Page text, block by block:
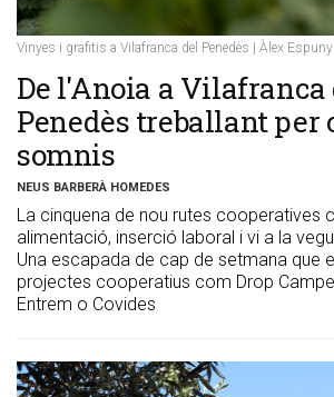
Vinyes i grafitis a Vilafranca del Penedès | Àlex Espuny
De l'Anoia a Vilafranca
Penedès treballant per
somnis
NEUS BARBERÀ HOMEDES
La cinquena de nou rutes cooperatives
alimentació, inserció laboral i vi a la
Una escapada de cap de setmana que
projectes cooperatius com Drop
Entrem o Covides